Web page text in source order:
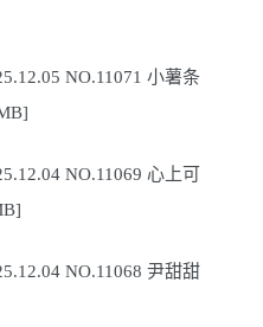
NO.11071 小薯条
NO.11069 心上可
NO.11068 尹甜甜